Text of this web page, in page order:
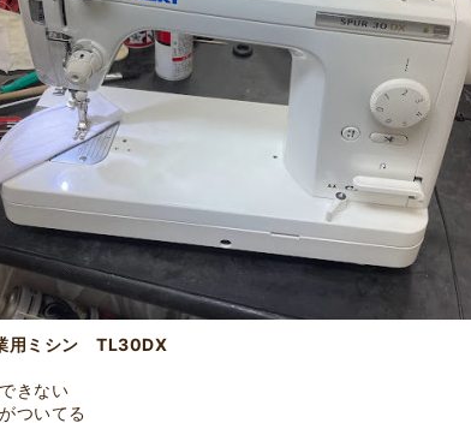
用ミシン TL30DX
きない
ついてる